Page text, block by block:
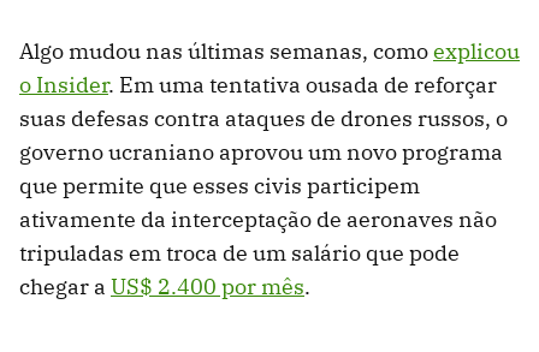
Algo mudou nas últimas semanas, comoexplicou
o Insider. Em uma tentativa ousada de reforçar
suas defesas contra ataques de drones russos, o
governo ucraniano aprovou um novo programa
que permite que esses civis participem
ativamente da interceptação de aeronaves não
tripuladas em troca de um salário que pode
chegar a US$ 2.400 por mês.